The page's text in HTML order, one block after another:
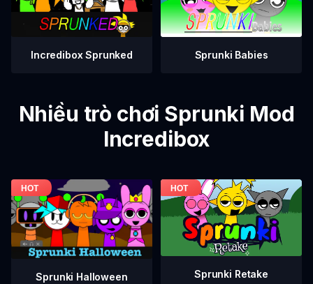
Incredibox Sprunked Sprunki Babies
Nhiều trò chơi Sprunki Mod
Incredibox
Sprunki Halloween Sprunki Retake